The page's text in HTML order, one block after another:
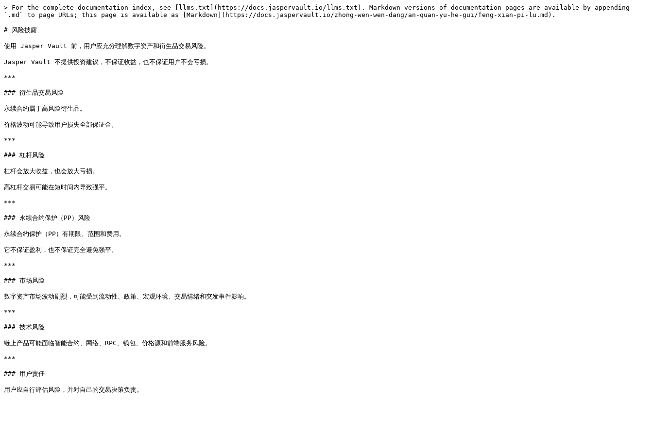
> For the complete documentation index, see [llms.txt](https://docs.jaspervault.io/llms.txt). Markdown versions of documentation pages are available by appending
`.md` to page URLs; this page is available as [Markdown](https://docs.jaspervault.io/zhong-wen-wen-dang/an-quan-yu-he-gui/feng-xian-pi-lu.md).
# 风险披露
使用 Jasper Vault 前，用户应充分理解数字资产和衍生品交易风险。
Jasper Vault 不提供投资建议，不保证收益，也不保证用户不会亏损。
***
### 衍生品交易风险
永续合约属于高风险衍生品。
价格波动可能导致用户损失全部保证金。
***
### 杠杆风险
杠杆会放大收益，也会放大亏损。
高杠杆交易可能在短时间内导致强平。
***
### 永续合约保护（PP）风险
永续合约保护（PP）有期限、范围和费用。
它不保证盈利，也不保证完全避免强平。
***
### 市场风险
数字资产市场波动剧烈，可能受到流动性、政策、宏观环境、交易情绪和突发事件影响。
***
### 技术风险
链上产品可能面临智能合约、网络、RPC、钱包、价格源和前端服务风险。
***
### 用户责任